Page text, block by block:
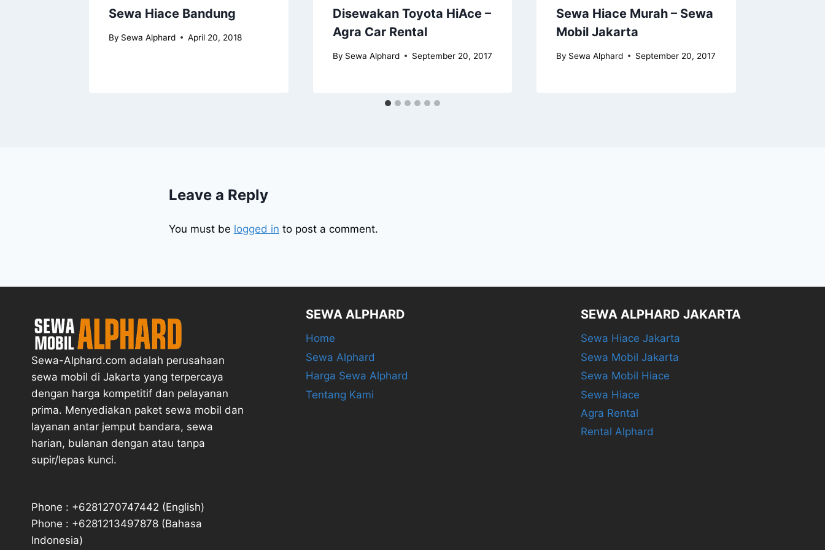
Sewa Hiace Bandung
By Sewa Alphard April 20, 2018
Disewakan Toyota HiAce –
Agra Car Rental
By Sewa Alphard September 20, 2017
Sewa Hiace Murah – Sewa
Mobil Jakarta
By Sewa Alphard September 20, 2017
Leave a Reply
You must be logged in to post a comment.
Sewa-Alphard.com adalah perusahaan
sewa mobil di Jakarta yang terpercaya
dengan harga kompetitif dan pelayanan
prima. Menyediakan paket sewa mobil dan
layanan antar jemput bandara, sewa
harian, bulanan dengan atau tanpa
supir/lepas kunci.
Phone : +6281270747442 (English)
Phone : +6281213497878 (Bahasa
Indonesia)
SEWA ALPHARD
Home
Sewa Alphard
Harga Sewa Alphard
Tentang Kami
SEWA ALPHARD JAKARTA
Sewa Hiace Jakarta
Sewa Mobil Jakarta
Sewa Mobil Hiace
Sewa Hiace
Agra Rental
Rental Alphard